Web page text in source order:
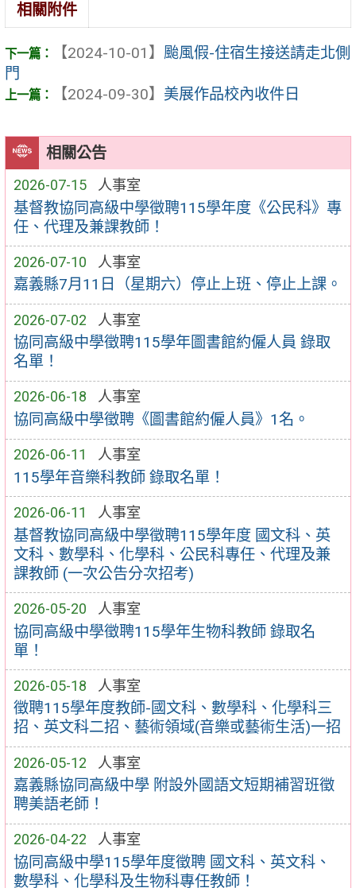
相關公告
2026-07-15 人事室
基督教協同高級中學徵聘115學年度《公民科》專
任、代理及兼課教師！
2026-07-10 人事室
嘉義縣7月11日（星期六）停止上班、停止上課。
2026-07-02 人事室
協同高級中學徵聘115學年圖書館約僱人員 錄取
名單！
2026-06-18 人事室
協同高級中學徵聘《圖書館約僱人員》1名。
2026-06-11 人事室
115學年音樂科教師 錄取名單！
2026-06-11 人事室
基督教協同高級中學徵聘115學年度 國文科、英
文科、數學科、化學科、公民科專任、代理及兼
課教師 (一次公告分次招考)
2026-05-20 人事室
協同高級中學徵聘115學年生物科教師 錄取名
單！
2026-05-18 人事室
徵聘115學年度教師-國文科、數學科、化學科三
招、英文科二招、藝術領域(音樂或藝術生活)一招
2026-05-12 人事室
嘉義縣協同高級中學 附設外國語文短期補習班徵
聘美語老師！
2026-04-22 人事室
協同高級中學115學年度徵聘 國文科、英文科、
數學科、化學科及生物科專任教師！
相關附件
【2024-10-01】 颱風假-住宿生接送請走北側
門
【2024-09-30】 美展作品校內收件日